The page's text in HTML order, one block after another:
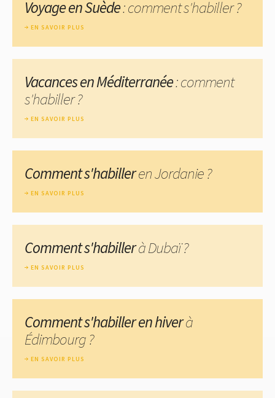
Voyage en Suède: comment s'habiller ?
EN SAVOIR PLUS
Vacances en Méditerranée: comment
s'habiller ?
EN SAVOIR PLUS
Comment s'habilleren Jordanie ?
EN SAVOIR PLUS
Comment s'habillerà Dubaï ?
EN SAVOIR PLUS
Comment s'habiller en hiverà
Édimbourg ?
EN SAVOIR PLUS